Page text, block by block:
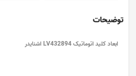
توضیحات
ابعاد کلید اتوماتیک LV432894 اشنایدر